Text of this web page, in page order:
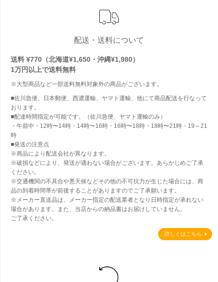
配送・送料について
送料 ¥770（北海道¥1,650・沖縄¥1,980）
1万円以上で送料無料
※大型商品など一部送料無料対象外の商品がございます。
■佐川急便、日本郵便、西濃運輸、ヤマト運輸、他にて商品配送を行なって
おります。
■配達時間指定が可能です。（佐川急便、ヤマト運輸のみ）
・午前中・12時〜14時・14時〜16時・16時〜18時・18時〜21時・19～21
時
■発送の注意点
※商品により配送会社が異なります。
※破損などにより、発送が適わない場合がございます。あらかじめご了承
ください。
※交通機関の不具合や悪天候などその他の不可抗力が生じた場合には、商
品の到着時間帯が前後することがありますのでご了承願います。
※メーカー直送品は、メーカー指定の配送業者となり日時指定が承れない
場合があります。また、当店からの納品書はお届けしていません。
ご了承ください。
詳しくはこちら